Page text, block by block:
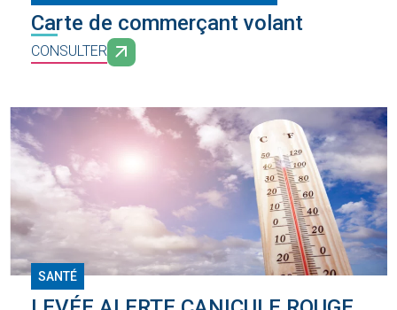
Carte de commerçant volant
CONSULTER
SANTÉ